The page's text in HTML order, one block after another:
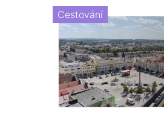
Cestování